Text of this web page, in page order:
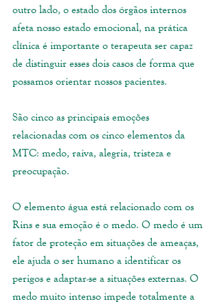
outro lado, o estado dos órgãos internos
afeta nosso estado emocional, na prática
clínica é importante o terapeuta ser capaz
de distinguir esses dois casos de forma que
possamos orientar nossos pacientes.
São cinco as principais emoções
relacionadas com os cinco elementos da
MTC: medo, raiva, alegria, tristeza e
preocupação.
O elemento água está relacionado com os
Rins e sua emoção é o medo. O medo é um
fator de proteção em situações de ameaças,
ele ajuda o ser humano a identificar os
perigos e adaptar-se a situações externas. O
medo muito intenso impede totalmente a